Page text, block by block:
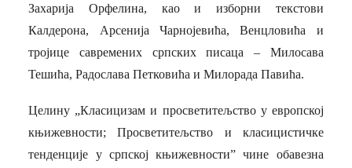
Захарија Орфелина, као и изборни текстови
Калдерона, Арсенија Чарнојевића, Венцловића и
тројице савремених српских писаца – Милосава
Тешића, Радослава Петковића и Милорада Павића.
Целину „Класицизам и просветитељство у европској
књижевности; Просветитељство и класицистичке
тенденције у српској књижевности” чине обавезна